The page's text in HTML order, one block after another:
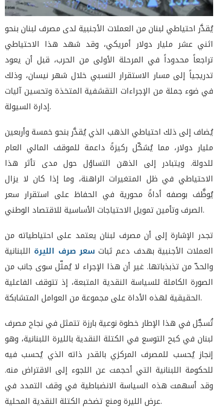
يُقدَّر احتياطي لبنان من العملات الأجنبية لدى مصرف لبنان بنحو
اثني عشر مليار دولار أمريكي، وقد شهد هذا الاحتياطي
تراجعاً محدوداً في المرحلة الأولى من الحرب، قبل أن يعود
تدريجياً إلى مسار الاستقرار النسبي خلال شهر نيسان، وذلك
في ضوء جملة من الإجراءات التقشفية المتخذة وتحسين آليات
إدارة السيولة.
يُضاف إلى ذلك احتياطي الذهب الذي يُقدَّر بنحو خمسة وأربعين
مليار دولار، مما يُشكّل ركيزةً داعمة للموقف المالي العام
للدولة. ويتبادر إلى الذهن التساؤل حول مدى تأثر هذا
الاحتياطي في ظل المتغيرات الراهنة، وما إذا كان لا يزال
يُوظَّف بوصفه أداةً محورية في الحفاظ على استقرار سعر
الصرف وتأمين تمويل الاحتياجات الأساسية للاقتصاد الوطني.
تجدر الإشارة إلى أن مصرف لبنان يعتمد على احتياطياته من
العملات الأجنبية بهدف دعم ثبات سعر صرف الليرة اللبنانية
والحدّ من تذبذباتها. غير أن هذا الإجراء لا يُمثّل سوى جانب من
الصورة الكاملة للسياسة النقدية المتبعة، إذ تتوقف الفاعلية
الحقيقية لهذه الأداة على مجموعة من العوامل المتشابكة.
تُسجَّل في هذا الإطار خطوة نوعية بارزة تتمثل في نجاح مصرف
لبنان في كبح التوسع في الكتلة النقدية بالليرة اللبنانية، وهو
إنجاز يُحسب للمصرف المركزي بالقدر ذاته الذي يُحسب فيه
للحكومة اللبنانية التي أحجمت عن اللجوء إلى الاقتراض منه.
وقد أسهمت هذه السياسة الانضباطية في وقف التمدد في
عرض الليرة ومنع تضخم الكتلة النقدية المحلية.